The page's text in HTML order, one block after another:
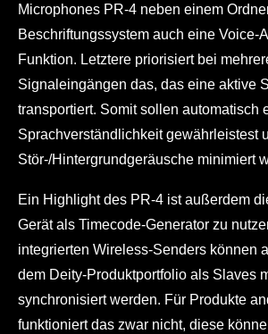
Microphones PR-4 neben einem
Beschriftungssystem auch eine Voice-
Funktion. Letztere priorisiert bei
Signaleingängen das, das eine aktive
transportiert. Somit sollen automatisch
Sprachverständlichkeit gewährleistest
Stör-/Hintergrundgeräusche minimiert
Ein Highlight des PR-4 ist außerdem
Gerät als Timecode-Generator zu
integrierten Wireless-Senders können
dem Deity-Produktportfolio als Slaves
synchronisiert werden. Für Produkte
funktioniert das zwar nicht, diese